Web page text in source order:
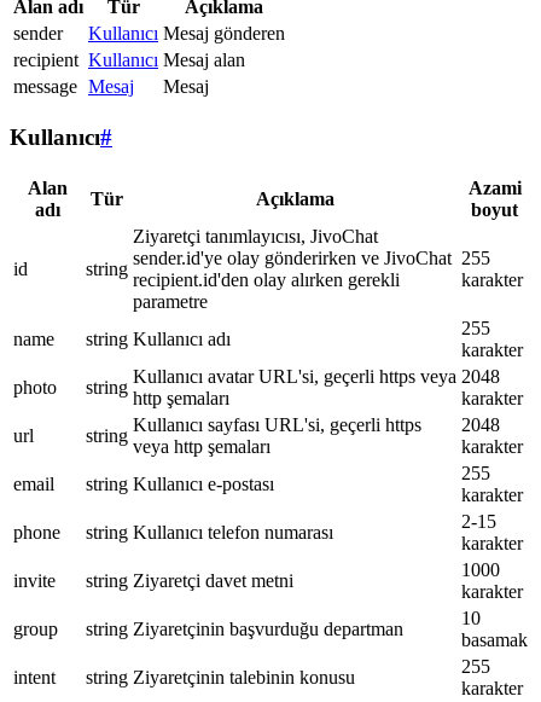
Alan adı Tür
Açıklama
sender
Kullanıcı Mesaj gönderen
recipient Kullanıcı Mesaj alan
message Mesaj Mesaj
Kullanıcı#
Alan
adı
Tür Açıklama
Azami
boyut
id string
Ziyaretçi tanımlayıcısı, JivoChat
sender.id'ye olay gönderirken ve JivoChat
recipient.id'den olay alırken gerekli
parametre
255
karakter
name string Kullanıcı adı
255
karakter
photo
string
Kullanıcı avatar URL'si, geçerli https veya
http şemaları
2048
karakter
url
string
Kullanıcı sayfası URL'si, geçerli https
veya http şemaları
2048
karakter
email
string Kullanıcı e-postası
255
karakter
phone
string Kullanıcı telefon numarası
2-15
karakter
invite
string Ziyaretçi davet metni
1000
karakter
group
string Ziyaretçinin başvurduğu departman
10
basamak
intent
string Ziyaretçinin talebinin konusu
255
karakter